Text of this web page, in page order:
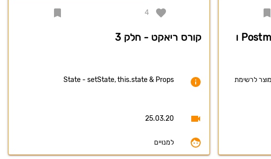
שליחת בקשת POST באמצעות Postman ו
לרשימת
4
קורס ריאקט - חלק 3
State - setState, this.state & Props
25.03.20
למנויים